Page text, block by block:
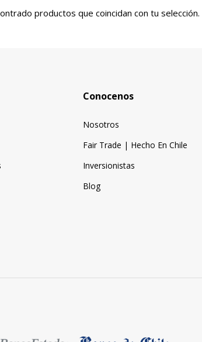
productos que coincidan con tu selección.
Conocenos
Nosotros
Fair Trade | Hecho En Chile
Inversionistas
Blog